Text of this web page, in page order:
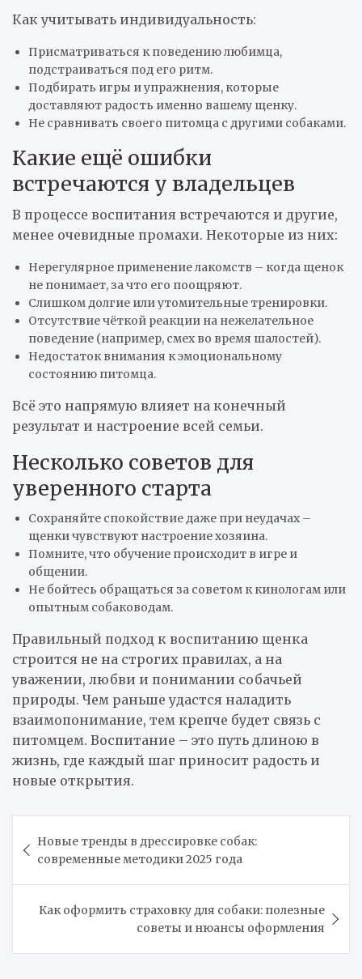
Как учитывать индивидуальность:
Присматриваться к поведению любимца,
подстраиваться под его ритм.
Подбирать игры и упражнения, которые
доставляют радость именно вашему щенку.
Не сравнивать своего питомца с другими собаками.
Какие ещё ошибки
встречаются у владельцев
В процессе воспитания встречаются и другие,
менее очевидные промахи. Некоторые из них:
Нерегулярное применение лакомств – когда щенок
не понимает, за что его поощряют.
Слишком долгие или утомительные тренировки.
Отсутствие чёткой реакции на нежелательное
поведение (например, смех во время шалостей).
Недостаток внимания к эмоциональному
состоянию питомца.
Всё это напрямую влияет на конечный
результат и настроение всей семьи.
Несколько советов для
уверенного старта
Сохраняйте спокойствие даже при неудачах –
щенки чувствуют настроение хозяина.
Помните, что обучение происходит в игре и
общении.
Не бойтесь обращаться за советом к кинологам или
опытным собаководам.
Правильный подход к воспитанию щенка
строится не на строгих правилах, а на
уважении, любви и понимании собачьей
природы. Чем раньше удастся наладить
взаимопонимание, тем крепче будет связь с
питомцем. Воспитание – это путь длиною в
жизнь, где каждый шаг приносит радость и
новые открытия.
по
записям
Новые тренды в дрессировке собак:
современные методики 2025 года
Как оформить страховку для собаки: полезные
советы и нюансы оформления